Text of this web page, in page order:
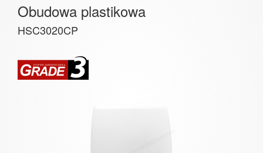
Obudowa plastikowa
HSC3020CP